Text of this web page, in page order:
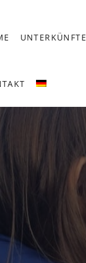
UNTERKÜNFTE